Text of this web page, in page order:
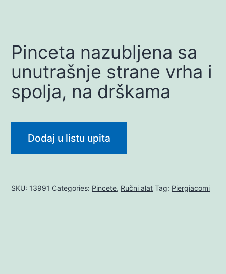
Pinceta nazubljena sa
unutrašnje strane vrha i
spolja, na drškama
Dodaj u listu upita
SKU: 13991 Categories: Pincete, Ručni alat Tag: Piergiacomi